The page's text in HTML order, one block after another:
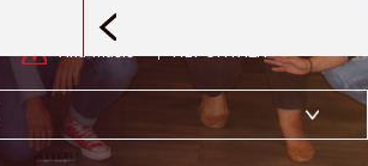
Ana Mušič